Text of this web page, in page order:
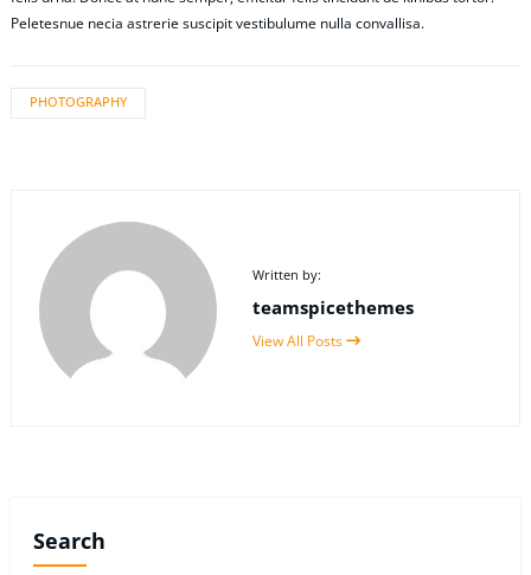
Peletesnue necia astrerie suscipit vestibulume nulla convallisa.
PHOTOGRAPHY
Written by:
teamspicethemes
View All Posts
Search